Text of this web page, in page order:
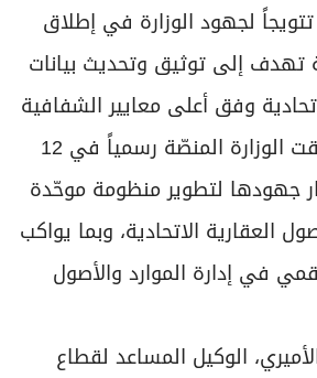
لجهود الوزارة في إطلاق
تهدف إلى توثيق وتحديث بيانات
وفق أعلى معايير الشفافية
والكفاءة، حيث أطلقت الوزارة المنصّة رسمياً في 12
في إطار جهودها لتطوير منظومة موحّدة
العقارية الاتحادية، وبما يواكب
في إدارة الموارد والأصول
الوكيل المساعد لقطاع